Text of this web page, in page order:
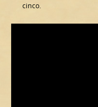
cinco.